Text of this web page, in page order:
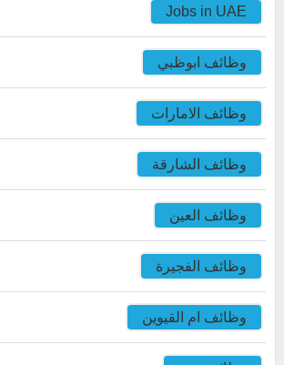
Jobs in UAE
وظائف ابوظبي
وظائف الامارات
وظائف الشارقة
وظائف العين
وظائف الفجيرة
وظائف ام القيوين